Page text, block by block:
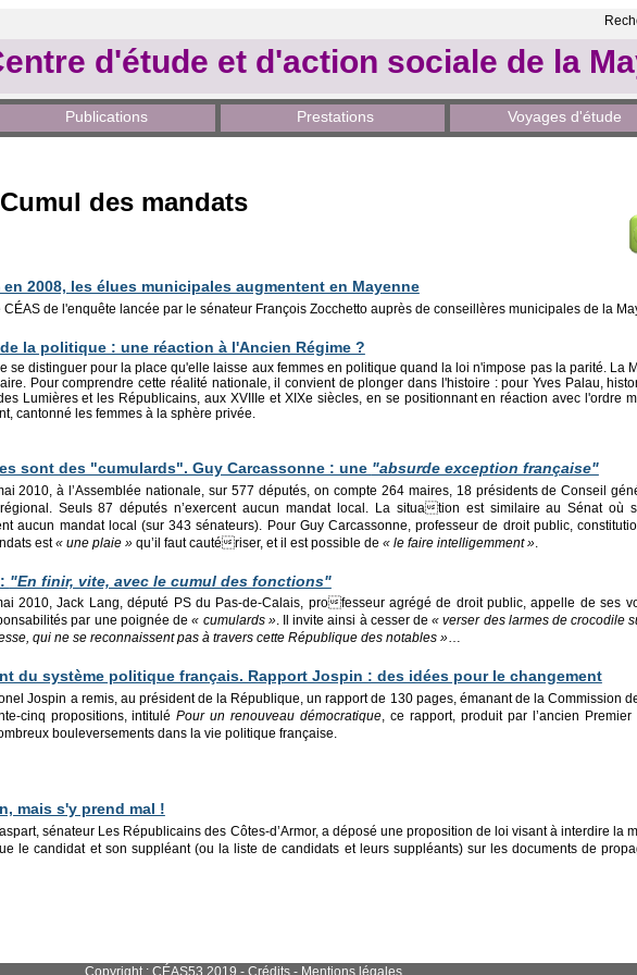
d'étude et d'action sociale de la
Publications Prestations Voyages d'étude
des mandats
en 2008, les élues municipales augmentent en Mayenne
de l'enquête lancée par le sénateur François Zocchetto auprès de conseillères municipales de la
la politique : une réaction à l'Ancien Régime ?
se distinguer pour la place qu'elle laisse aux femmes en politique quand la loi n'impose pas la parité. La
Pour comprendre cette réalité nationale, il convient de plonger dans l'histoire : pour Yves Palau,
Lumières et les Républicains, aux XVIIIe et XIXe siècles, en se positionnant en réaction avec l'ordre
cantonné les femmes à la sphère privée.
sont des "cumulards". Guy Carcassonne : une "absurde exception française"
2010, à l’Assemblée nationale, sur 577 députés, on compte 264 maires, 18 présidents de Conseil
Seuls 87 députés n’exercent aucun mandat local. La situation est similaire au Sénat où
aucun mandat local (sur 343 sénateurs). Pour Guy Carcassonne, professeur de droit public,
est« une plaie »qu’il faut cautériser, et il est possible de « le faire intelligemment ».
"En finir, vite, avec le cumul des fonctions"
2010, Jack Lang, député PS du Pas-de-Calais, professeur agrégé de droit public, appelle de ses
par une poignée de« cumulards ». Il invite ainsi à cesser de« verser des larmes de crocodile
qui ne se reconnaissent pas à travers cette République des notables »…
du système politique français. Rapport Jospin : des idées pour le changement
Jospin a remis, au président de la République, un rapport de 130 pages, émanant de la Commission
cinq propositions, intituléPour un renouveau démocratique, ce rapport, produit par l’ancien
bouleversements dans la vie politique française.
mais s'y prend mal !
sénateur Les Républicains des Côtes-d’Armor, a déposé une proposition de loi visant à interdire la
le candidat et son suppléant (ou la liste de candidats et leurs suppléants) sur les documents de
Copyright : CÉAS53 2019 - Crédits - Mentions légales